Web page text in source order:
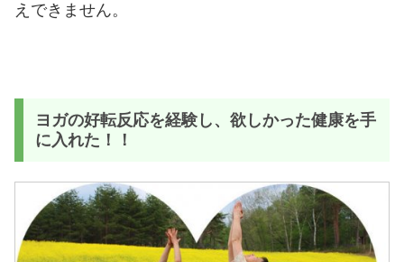
えできません。
ヨガの好転反応を経験し、欲しかった健康を手
に入れた！！